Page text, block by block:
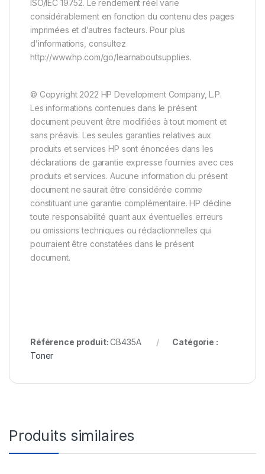
ISO/IEC 19752. Le rendement réel varie
considérablement en fonction du contenu des pages
imprimées et d’autres facteurs. Pour plus
d’informations, consultez
http://www.hp.com/go/learnaboutsupplies.
© Copyright 2022 HP Development Company, L.P.
Les informations contenues dans le présent
document peuvent être modifiées à tout moment et
sans préavis. Les seules garanties relatives aux
produits et services HP sont énoncées dans les
déclarations de garantie expresse fournies avec ces
produits et services. Aucune information du présent
document ne saurait être considérée comme
constituant une garantie complémentaire. HP décline
toute responsabilité quant aux éventuelles erreurs
ou omissions techniques ou rédactionnelles qui
pourraient être constatées dans le présent
document.
Référence produit:CB435A
Catégorie :
Toner
Produits similaires